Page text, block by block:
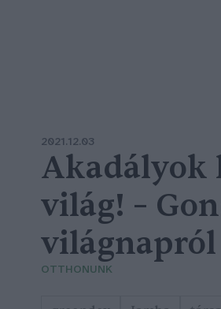
2021.12.03
világ! –
világnapról
OTTHONUNK